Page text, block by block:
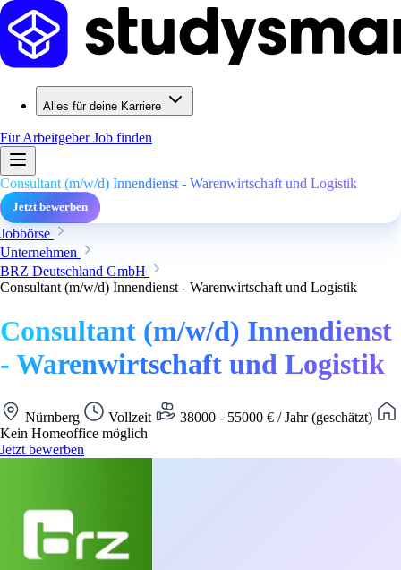
Alles für deine Karriere
Für ArbeitgeberJob finden
Consultant (m/w/d) Innendienst - Warenwirtschaft und Logistik
Jetzt bewerben
Jobbörse
Unternehmen
BRZ Deutschland GmbH
Consultant (m/w/d) Innendienst - Warenwirtschaft und Logistik
Consultant (m/w/d) Innendienst
- Warenwirtschaft und Logistik
Nürnberg Vollzeit
38000 - 55000 € / Jahr (geschätzt)
Kein Homeoffice möglich
Jetzt bewerben